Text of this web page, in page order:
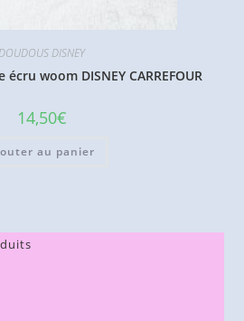
DISNEY
woom DISNEY CARREFOUR
14,50€
au panier